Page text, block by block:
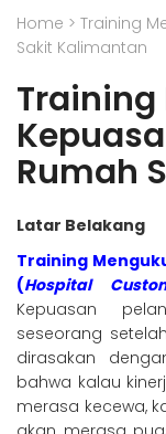
Home > Training
Sakit Kalimantan
Rumah
Latar Belakang
Training
(Hospital
Kepuasan
seseorang
dirasakan
bahwa kalau
merasa kecewa,